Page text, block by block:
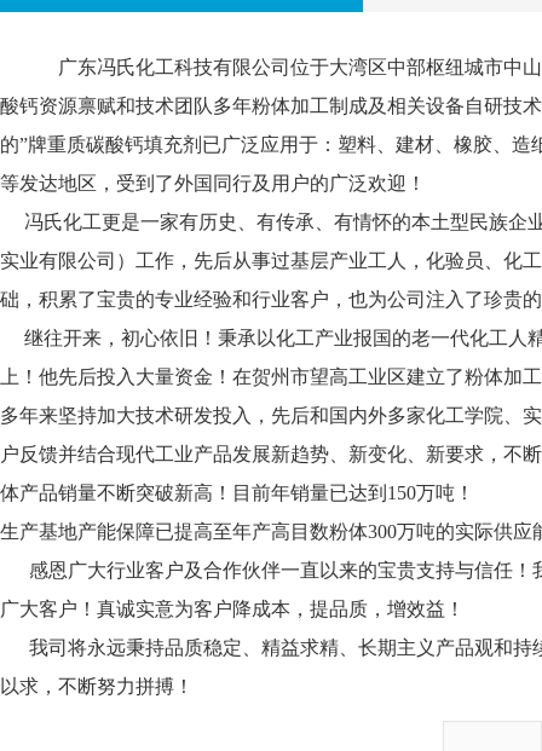
广东冯氏化工科技有限公司位于大湾区中部枢纽城市中
酸钙资源禀赋和技术团队多年粉体加工制成及相关设备自研
的”牌重质碳酸钙填充剂已广泛应用于：塑料、建材、橡胶、
等发达地区，受到了外国同行及用户的广泛欢迎！
冯氏化工更是一家有历史、有传承、有情怀的本土型民族企
实业有限公司）工作，先后从事过基层产业工人，化验员、化
础，积累了宝贵的专业经验和行业客户，也为公司注入了珍贵
继往开来，初心依旧！秉承以化工产业报国的老一代化工人
上！他先后投入大量资金！在贺州市望高工业区建立了粉体
多年来坚持加大技术研发投入，先后和国内外多家化工学院、
户反馈并结合现代工业产品发展新趋势、新变化、新要求，不
体产品销量不断突破新高！目前年销量已达到150万吨！
生产基地产能保障已提高至年产高目数粉体300万吨的实际供应
感恩广大行业客户及合作伙伴一直以来的宝贵支持与信任！
广大客户！真诚实意为客户降成本，提品质，增效益！
我司将永远秉持品质稳定、精益求精、长期主义产品观和持
以求，不断努力拼搏！